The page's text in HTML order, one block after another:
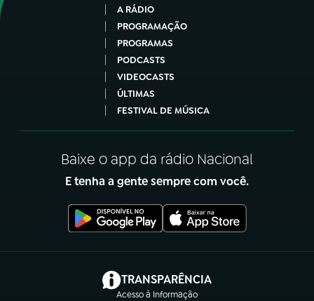
A RÁDIO
PROGRAMAÇÃO
PROGRAMAS
PODCASTS
VIDEOCASTS
ÚLTIMAS
FESTIVAL DE MÚSICA
Baixe o app da rádio Nacional
E tenha a gente sempre com você.
TRANSPARÊNCIA
Acesso à Informação
(abre em nova aba)